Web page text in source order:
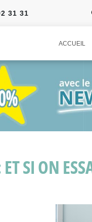
31 31
ACCUEIL
ET SI ON